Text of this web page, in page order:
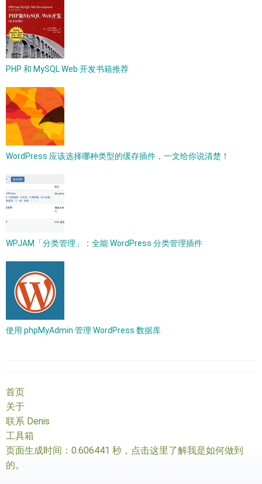
PHP 和 MySQL Web 开发书籍推荐
WordPress 应该选择哪种类型的缓存插件，一文给你说清楚！
WPJAM「分类管理」：全能 WordPress 分类管理插件
使用 phpMyAdmin 管理 WordPress 数据库
首页
关于
联系 Denis
工具箱
页面生成时间：0.606441 秒， 点击这里了解我是如何做到
的。